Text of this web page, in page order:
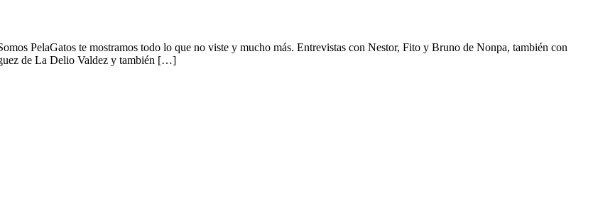
PelaGatos te mostramos todo lo que no viste y mucho más. Entrevistas con Nestor, Fito y Bruno de Nonpa, también con
de La Delio Valdez y también […]